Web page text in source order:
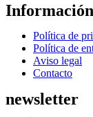
Información
Menú
Política de
Política de
Aviso legal
Contacto
newsletter